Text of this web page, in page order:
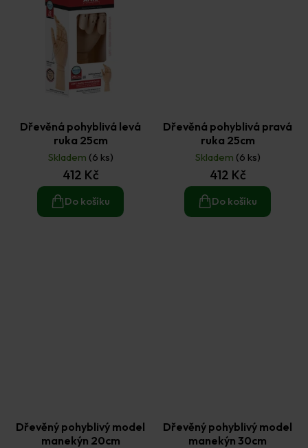
Dřevěná pohyblivá levá
ruka 25cm
Skladem (6 ks)
412 Kč
Do košíku
Dřevěná pohyblivá pravá
ruka 25cm
Skladem (6 ks)
412 Kč
Do košíku
Dřevěný pohyblivý model
manekýn 20cm
Dřevěný pohyblivý model
manekýn 30cm